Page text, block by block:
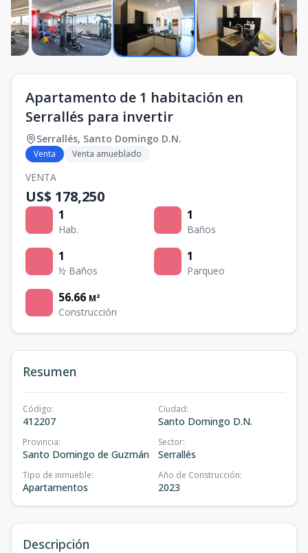
Apartamento de 1 habitación en
Serrallés para invertir
Serrallés, Santo Domingo D.N.
Venta Venta amueblado
VENTA
US$ 178,250
1
Hab.
1
Baños
1
½ Baños
1
Parqueo
56.66 M²
Construcción
Resumen
Código:
412207
Ciudad:
Santo Domingo D.N.
Provincia:
Santo Domingo de Guzmán
Sector:
Serrallés
Tipo de inmueble:
Apartamentos
Año de Construcción:
2023
Descripción